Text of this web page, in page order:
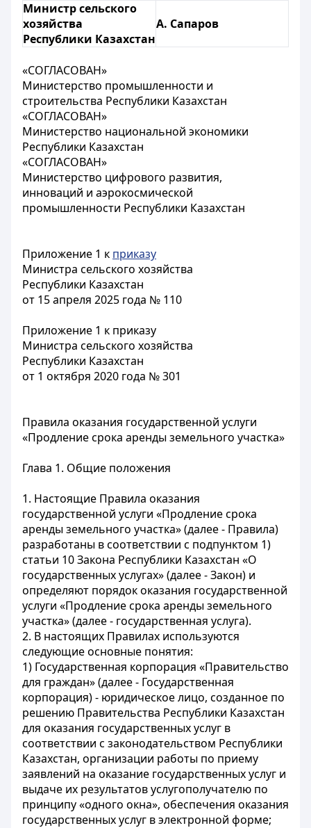
Министр сельского
хозяйства
Республики Казахстан
А. Сапаров
«СОГЛАСОВАН»
Министерство промышленности и
строительства Республики Казахстан
«СОГЛАСОВАН»
Министерство национальной экономики
Республики Казахстан
«СОГЛАСОВАН»
Министерство цифрового развития,
инноваций и аэрокосмической
промышленности Республики Казахстан
Приложение 1 к приказу
Министра сельского хозяйства
Республики Казахстан
от 15 апреля 2025 года № 110
Приложение 1 к приказу
Министра сельского хозяйства
Республики Казахстан
от 1 октября 2020 года № 301
Правила оказания государственной услуги
«Продление срока аренды земельного участка»
Глава 1. Общие положения
1. Настоящие Правила оказания
государственной услуги «Продление срока
аренды земельного участка» (далее - Правила)
разработаны в соответствии с подпунктом 1)
статьи 10 Закона Республики Казахстан «О
государственных услугах» (далее - Закон) и
определяют порядок оказания государственной
услуги «Продление срока аренды земельного
участка» (далее - государственная услуга).
2. В настоящих Правилах используются
следующие основные понятия:
1) Государственная корпорация «Правительство
для граждан» (далее - Государственная
корпорация) - юридическое лицо, созданное по
решению Правительства Республики Казахстан
для оказания государственных услуг в
соответствии с законодательством Республики
Казахстан, организации работы по приему
заявлений на оказание государственных услуг и
выдаче их результатов услугополучателю по
принципу «одного окна», обеспечения оказания
государственных услуг в электронной форме;